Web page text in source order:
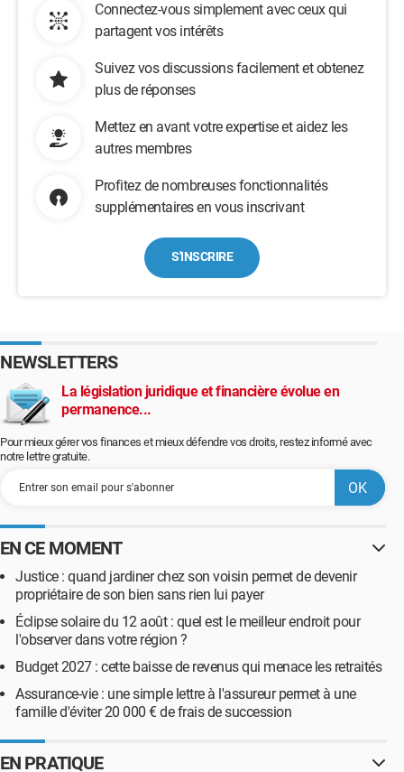
Connectez-vous simplement avec ceux qui
partagent vos intérêts
Suivez vos discussions facilement et obtenez
plus de réponses
Mettez en avant votre expertise et aidez les
autres membres
Profitez de nombreuses fonctionnalités
supplémentaires en vous inscrivant
S'INSCRIRE
NEWSLETTERS
La législation juridique et financière évolue en
permanence...
Pour mieux gérer vos finances et mieux défendre vos droits, restez informé avec
notre lettre gratuite.
EN CE MOMENT
Justice : quand jardiner chez son voisin permet de devenir
propriétaire de son bien sans rien lui payer
Éclipse solaire du 12 août : quel est le meilleur endroit pour
l'observer dans votre région ?
Budget 2027 : cette baisse de revenus qui menace les retraités
Assurance-vie : une simple lettre à l'assureur permet à une
famille d'éviter 20 000 € de frais de succession
EN PRATIQUE